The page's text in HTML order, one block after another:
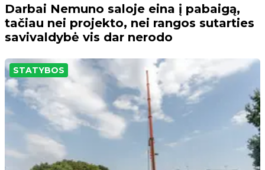
Darbai Nemuno saloje eina į pabaigą,
tačiau nei projekto, nei rangos sutarties
savivaldybė vis dar nerodo
STATYBOS